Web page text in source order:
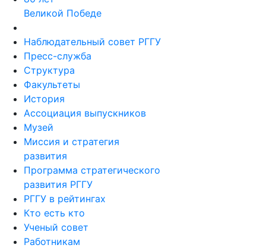
Великой Победе
Наблюдательный совет РГГУ
Пресс-служба
Структура
Факультеты
История
Ассоциация выпускников
Музей
Миссия и стратегия
развития
Программа стратегического
развития РГГУ
РГГУ в рейтингах
Кто есть кто
Ученый совет
Работникам